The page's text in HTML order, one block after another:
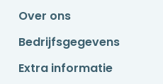
Over ons
Bedrijfsgegevens
Extra informatie